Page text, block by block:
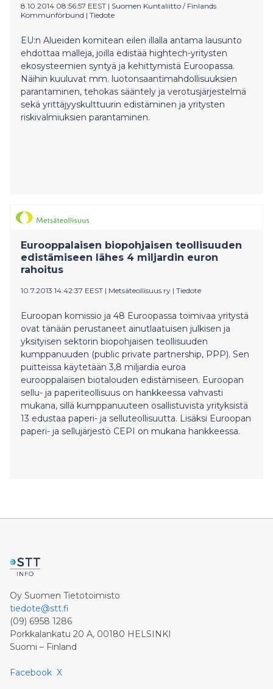
8.10.2014 08:56:57 EEST | Suomen Kuntaliitto / Finlands
Kommunförbund | Tiedote
EU:n Alueiden komitean eilen illalla antama lausunto
ehdottaa malleja, joilla edistää hightech-yritysten
ekosysteemien syntyä ja kehittymistä Euroopassa.
Näihin kuuluvat mm. luotonsaantimahdollisuuksien
parantaminen, tehokas sääntely ja verotusjärjestelmä
sekä yrittäjyyskulttuurin edistäminen ja yritysten
riskivalmiuksien parantaminen.
Eurooppalaisen biopohjaisen teollisuuden
edistämiseen lähes 4 miljardin euron
rahoitus
10.7.2013 14:42:37 EEST | Metsäteollisuus ry | Tiedote
Euroopan komissio ja 48 Euroopassa toimivaa yritystä
ovat tänään perustaneet ainutlaatuisen julkisen ja
yksityisen sektorin biopohjaisen teollisuuden
kumppanuuden (public private partnership, PPP). Sen
puitteissa käytetään 3,8 miljardia euroa
eurooppalaisen biotalouden edistämiseen. Euroopan
sellu- ja paperiteollisuus on hankkeessa vahvasti
mukana, sillä kumppanuuteen osallistuvista yrityksistä
13 edustaa paperi- ja selluteollisuutta. Lisäksi Euroopan
paperi- ja sellujärjestö CEPI on mukana hankkeessa.
Oy Suomen Tietotoimisto
tiedote@stt.fi
(09) 6958 1286
Porkkalankatu 20 A, 00180 HELSINKI
Suomi – Finland
Facebook X